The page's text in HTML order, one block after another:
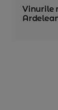
Vinurile